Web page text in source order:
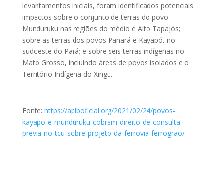
levantamentos iniciais, foram identificados potenciais
impactos sobre o conjunto de terras do povo
Munduruku nas regiões do médio e Alto Tapajós;
sobre as terras dos povos Panará e Kayapó, no
sudoeste do Pará; e sobre seis terras indígenas no
Mato Grosso, incluindo áreas de povos isolados e o
Território Indígena do Xingu.
Fonte: https://apiboficial.org/2021/02/24/povos-
kayapo-e-munduruku-cobram-direito-de-consulta-
previa-no-tcu-sobre-projeto-da-ferrovia-ferrograo/